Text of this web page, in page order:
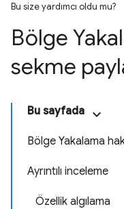
Bu size yardımcı oldu mu?
Bölge
sekme
Bu sayfada
Bölge Yakalama
Ayrıntılı inceleme
Özellik algılama